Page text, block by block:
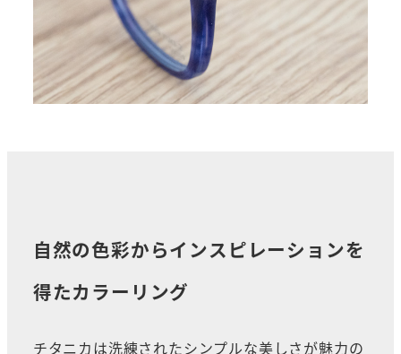
自然の色彩からインスピレーションを
得たカラーリング
チタニカは洗練されたシンプルな美しさが魅力の